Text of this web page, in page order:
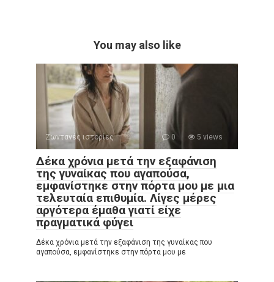
You may also like
Ζωντανές ιστορίες 0 5 views
Δέκα χρόνια μετά την εξαφάνιση
της γυναίκας που αγαπούσα,
εμφανίστηκε στην πόρτα μου με μια
τελευταία επιθυμία. Λίγες μέρες
αργότερα έμαθα γιατί είχε
πραγματικά φύγει
Δέκα χρόνια μετά την εξαφάνιση της γυναίκας που
αγαπούσα, εμφανίστηκε στην πόρτα μου με